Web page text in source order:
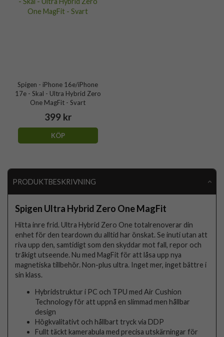
Spigen - iPhone 16e/iPhone
17e - Skal - Ultra Hybrid Zero
One MagFit - Svart
399 kr
KÖP
PRODUKTBESKRIVNING
Spigen Ultra Hybrid Zero One MagFit
Hitta inre frid. Ultra Hybrid Zero One totalrenoverar din
enhet för den teardown du alltid har önskat. Se inuti utan att
riva upp den, samtidigt som den skyddar mot fall, repor och
tråkigt utseende. Nu med MagFit för att låsa upp nya
magnetiska tillbehör. Non-plus ultra. Inget mer, inget bättre i
sin klass.
Hybridstruktur i PC och TPU med Air Cushion
Technology för att uppnå en slimmad men hållbar
design
Högkvalitativt och hållbart tryck via DDP
Fullt täckt kamerabula med precisa utskärningar för